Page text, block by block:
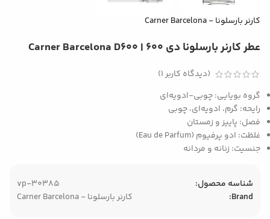
کارنر بارسلونا - Carner Barcelona
عطر کارنر بارسلونا دی ۶۰۰ | Carner Barcelona D600
(دیدگاه کاربر1
)
گروه بویایی: چوبی-ادویه‌ای
رایحه: گرم، ادویه‌ای، چوبی
فصل: پاییز و زمستان
غلظت: ادو پرفیوم (Eau de Parfum)
جنسیت: زنانه و مردانه
شناسه محصول:
vp-30385
Brand:
کارنر بارسلونا - Carner Barcelona